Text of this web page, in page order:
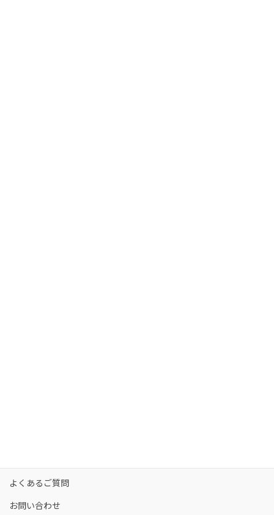
よくあるご質問
お問い合わせ